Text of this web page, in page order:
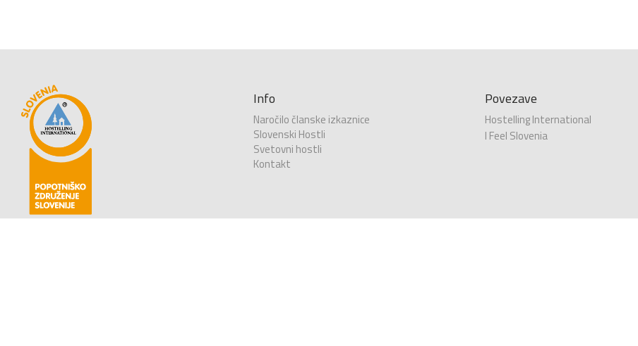
Info
Naročilo članske izkaznice
Slovenski Hostli
Svetovni hostli
Kontakt
Povezave
Hostelling International
I Feel Slovenia